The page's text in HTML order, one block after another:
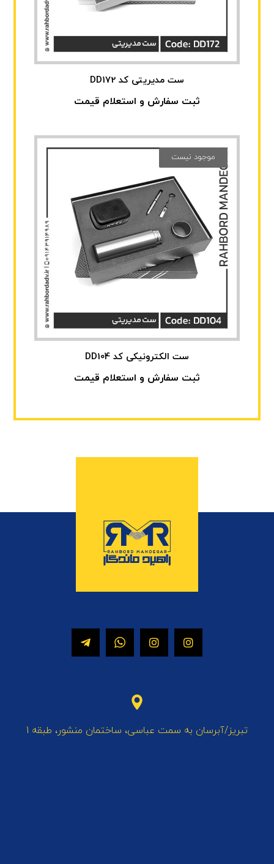
ست مدیریتی کد DD172
ثبت سفارش و استعلام قیمت
ست الکترونیکی کد DD104
ثبت سفارش و استعلام قیمت
موجود نیست
تبریز/آبرسان به سمت عباسی، ساختمان منشور، طبقه 1